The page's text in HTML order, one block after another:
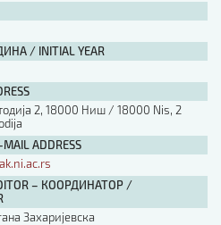
/ INITIAL YEAR
2, 18000 Ниш / 18000 Nis, 2
ADDRESS
– КООРДИНАТОР /
Захаријевска